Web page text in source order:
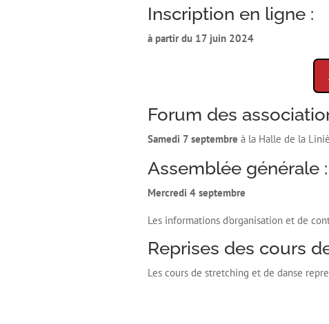
Inscription en ligne :
à partir du 17 juin 2024
Forum des
Samedi 7 septembre à la Halle de la
Assemblée générale :
Mercredi 4 septembre
Les informations d’organisation et de
Reprises des cours
Les cours de stretching et de danse